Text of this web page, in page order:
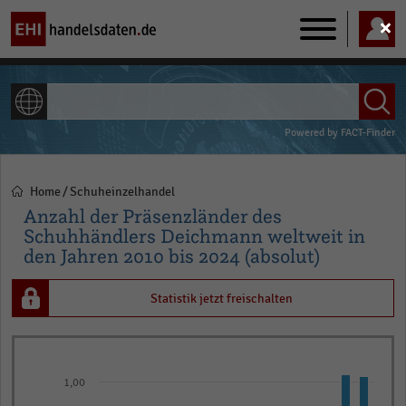
Main
navigation
Powered by FACT-Finder
Pfadnavigation
Home Schuheinzelhandel
Anzahl der Präsenzländer des
Schuhhändlers Deichmann weltweit in
den Jahren 2010 bis 2024 (absolut)
Statistik jetzt freischalten
1,00